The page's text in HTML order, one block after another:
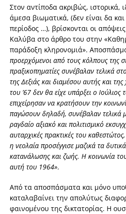
Στον αντίποδα ακριβώς, ιστορικά,
άμεσα βιωματικά, (δεν είναι δα
περίοδος …), βρίσκονται οι
Καλύβα στο άρθρο του στην
παράδοξη κληρονομιά».
προερχόμενοι από τους κόλπους της
πραξικοπηματίες συνέβαλαν τελικά
της Δεξιάς και διαμέσου αυτής και
του ’67 δεν θα είχε υπάρξει ο Ιούλιος
επιχείρησαν να κρατήσουν την
παγώσουν δηλαδή, συνέβαλαν τελικά
ραγδαίο αξιακό και πολιτισμικό
αυταρχικές πρακτικές του
η νεολαία προσέγγισε μαζικά τα
κατανάλωσης και ζωής. Η κοινωνία
αυτή του 1964».
Από τα αποσπάσματα και μόνο
καταλαβαίνει την απολύτως
φαινομένου της δικτατορίας. Η